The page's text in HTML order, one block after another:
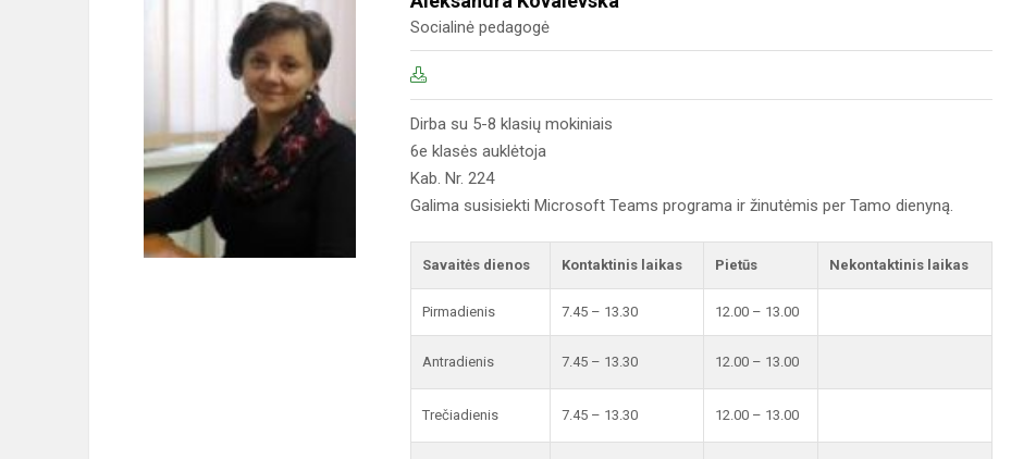
Socialinė pedagogė
Dirba su 5-8 klasių mokiniais
6e klasės auklėtoja
Kab. Nr. 224
Galima susisiekti Microsoft Teams programa ir žinutėmis per Tamo dienyną.
Savaitės dienos Kontaktinis laikas Pietūs Nekontaktinis laikas
Pirmadienis 7.45 – 13.30 12.00 – 13.00
Antradienis 7.45 – 13.30 12.00 – 13.00
Trečiadienis 7.45 – 13.30 12.00 – 13.00